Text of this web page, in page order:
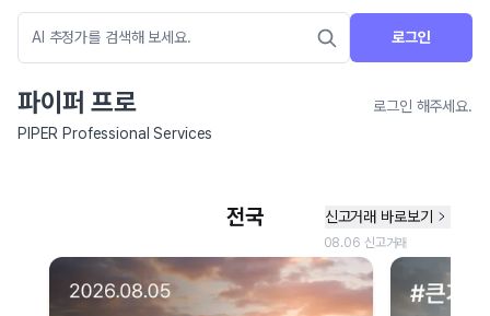
로그인
파이퍼 프로
로그인 해주세요.
PIPER Professional Services